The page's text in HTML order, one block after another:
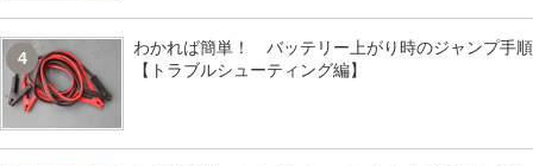
4
わかれば簡単！ バッテリー上がり時のジャンプ手順
【トラブルシューティング編】